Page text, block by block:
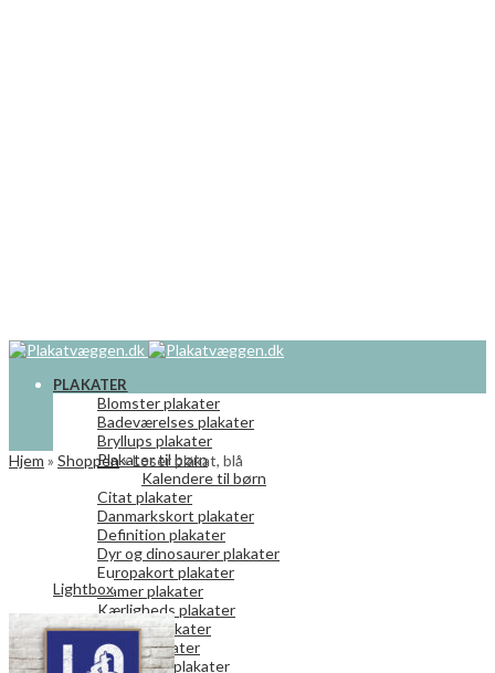
PLAKATER
Blomster plakater
Badeværelses plakater
Bryllups plakater
Plakater til børn
Kalendere til børn
Citat plakater
Danmarkskort plakater
Definition plakater
Dyr og dinosaurer plakater
Europakort plakater
Gamer plakater
Kærligheds plakater
Køkken plakater
Kunst plakater
Mor og Far plakater
Hjem » Shoppen»Loser plakat, blå
Lightbox